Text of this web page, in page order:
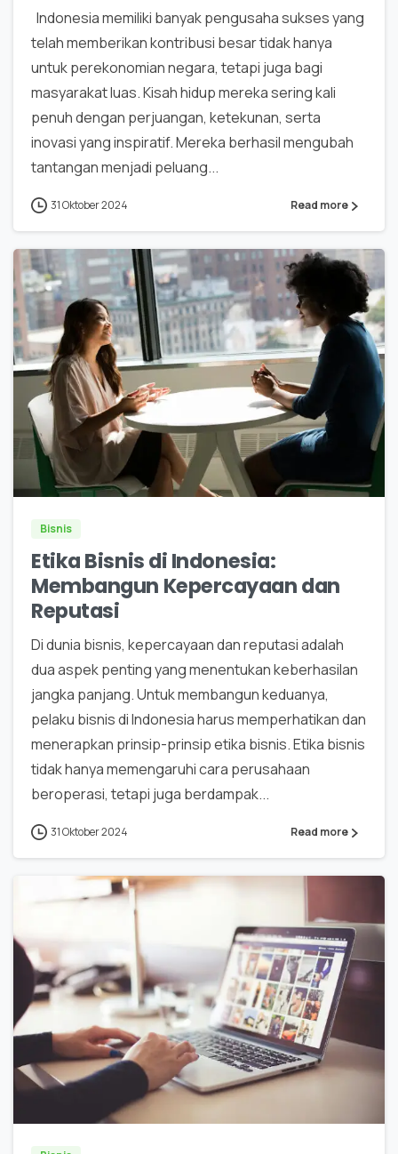
Indonesia memiliki banyak pengusaha sukses yang
telah memberikan kontribusi besar tidak hanya
untuk perekonomian negara, tetapi juga bagi
masyarakat luas. Kisah hidup mereka sering kali
penuh dengan perjuangan, ketekunan, serta
inovasi yang inspiratif. Mereka berhasil mengubah
tantangan menjadi peluang...
31 Oktober 2024 Read more
Bisnis
Etika Bisnis di Indonesia:
Membangun Kepercayaan dan
Reputasi
Di dunia bisnis, kepercayaan dan reputasi adalah
dua aspek penting yang menentukan keberhasilan
jangka panjang. Untuk membangun keduanya,
pelaku bisnis di Indonesia harus memperhatikan dan
menerapkan prinsip-prinsip etika bisnis. Etika bisnis
tidak hanya memengaruhi cara perusahaan
beroperasi, tetapi juga berdampak...
31 Oktober 2024 Read more